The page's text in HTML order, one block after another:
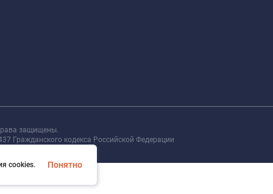
защищены.
Гражданского кодекса Российской Федерации
cookies.
Понятно